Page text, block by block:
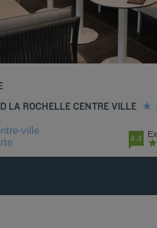
LA ROCHELLE CENTRE VILLE
ville
4.4